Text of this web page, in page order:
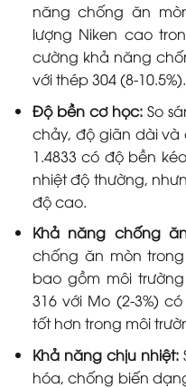
năng chống ăn
lượng Niken cao
cường khả năng
với thép 304 (8-10.5%).
Độ bền cơ học: So
chảy, độ giãn dài và
1.4833 có độ bền
nhiệt độ thường,
độ cao.
Khả năng chống
chống ăn mòn
bao gồm môi
316 với Mo (2-3%)
tốt hơn trong môi
Khả năng chịu nhiệt:
hóa, chống biến